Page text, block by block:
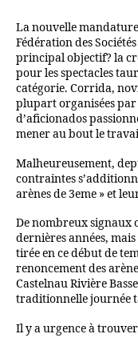
La nouvelle mandature
Fédération des
principal objectif? la
pour les spectacles
catégorie. Corrida,
plupart organisées par
d’aficionados
mener au bout le
Malheureusement,
contraintes
arènes de 3eme » et
De nombreux signaux
dernières années,
tirée en ce début de
renoncement des
Castelnau Rivière
traditionnelle journée
Il y a urgence à